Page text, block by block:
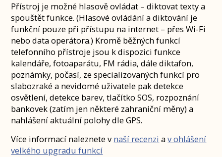
Přístroj je možné hlasově ovládat – diktovat texty a
spouštět funkce. (Hlasové ovládání a diktování je
funkční pouze při přístupu na internet – přes Wi-Fi
nebo data operátora.) Kromě běžných funkcí
telefonního přístroje jsou k dispozici funkce
kalendáře, fotoaparátu, FM rádia, dále diktafon,
poznámky, počasí, ze specializovaných funkcí pro
slabozraké a nevidomé uživatele pak detekce
osvětlení, detekce barev, tlačítko SOS, rozpoznání
bankovek (zatím jen některé zahraniční měny) a
nahlášení aktuální polohy dle GPS.
Více informací naleznete v naší recenzi av ohlášení
velkého upgradu funkcí